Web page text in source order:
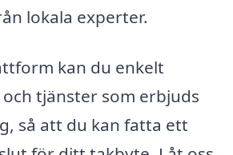
lokala experter.
kan du enkelt
tjänster som erbjuds
så att du kan fatta ett